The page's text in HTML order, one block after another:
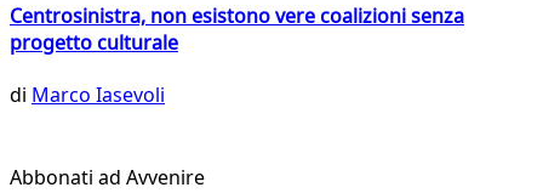
Centrosinistra, non esistono vere coalizioni senza
progetto culturale
di Marco Iasevoli
Abbonati ad Avvenire